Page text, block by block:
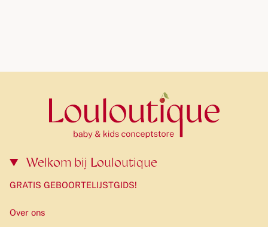
Welkom bij Louloutique
GRATIS GEBOORTELIJSTGIDS!
Over ons